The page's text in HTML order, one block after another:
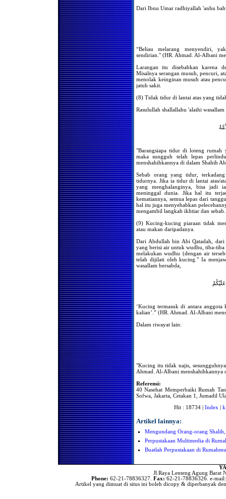
Hukum Menangis Dalam
Shalat Jama'ah
Jika seorang musafir masuk
masjid di saat orang sedang
shalat jama'ah Isya' dan ia
belum shalat maghrib.
Bolehkah bagi kaum wanita
untuk berkunjung ke rumah
orang yang sedang terkena
musibah kematian,
kemudian melakukan shalat
jenazah berjama'ah dirumah
tersebut ?
Apabila seseorang tidak
melakukan shalat fardlu
selama 3 tahun tanpa uzur,
kemudian bertaubat , apakah
dia harus mengqodha shalat
tersebut ?
Apabila suatu jama'ah
melakukan shalat tidak
menghadap qiblah,
bagaimanakah hukumnya ?
Membangunkan Tamu
Untuk Shalat Shubuh
Doa-Doa Menjelang Azan
Shubuh
Bacaan Sebelum Imam Naik
Mimbar Pada Hari Jum'at
Shalat Tasbih
Hukum Wirid Secara
Jama'ah/Bersama-sama
Setelah Setiap Shalat Fardhu
Hukum Meninggalkan
Shalat Karena Sakit
Jika Telah Suci Saat Shalat
Ashar atau Isya, Apakah
Wajib Melaksanakan Shalat
Zhuhur dan Maghrib
Jika Wanita Mendapatkan
Kesuciannya di waktu Ashar
Apakah Ia Harus
Melaksanakan Shalat Zhuhur
Mendapatkan Haidh
Beberapa Saat Setelah Masuk
Waktu Shalat, Wajibkah
Mengqadha Shalat Tersebut
Setelah Suci
Urutan Shalat yang Diqadha
Seorang Wanita
Mendapatkan Kesuciannya
Beberapa Saat Sebelum
Terbenamnya Matahari,
Wajibkah Ia Melaksanakan
Shalat Zhuhur dan Ashar?
Keutamaan Shaf Wanita
Dalam Shalat Berjama'ah
Berkumpulnya Wanita Untuk
Shalat Tarawih
Bolehkah Seorang Wanita
Shalat Sendiri dibelakang
Shaf
Bolehkah kaum Wanita
Menetapkan Seorang Wanita
Untuk Mengimami Mereka
Dalam Melakukan Shalat di
Wajibkah Kaum Wanita
Melaksanakan Shalat
Dari Ibnu Umar radhiyallah 'anhu
“Beliau melarang menyendiri,
sendirian." (HR. Ahmad. Al-Albani
Larangan itu disebabkan karena
Misalnya serangan musuh, pencuri,
menolak keinginan musuh atau
jatuh sakit.
(8) Tidak tidur di lantai atas yang
Rasulullah shallallahu 'alaihi wasallam
"Barangsiapa tidur di loteng
maka sungguh telah lepas
menshahihkannya di dalam Shahih
Sebab orang yang tidur,
tidurnya. Jika ia tidur di lantai atas/
yang menghalanginya, bisa jadi
meninggal dunia. Jika hal itu
kematiannya, semua lepas dari
hal itu juga menyebabkan
mengambil langkah ikhtiar dan sebab.
(9) Kucing-kucing piaraan tidak
atau makan daripadanya.
Dari Abdullah bin Abi Qatadah, dari
yang berisi air untuk wudhu, tiba-
melakukan wudhu (dengan air
telah dijilati oleh kucing." Ia
wasallam bersabda,
‘Kucing termasuk di antara
kalian’.” (HR. Ahmad. Al-Albani
Dalam riwayat lain:
"Kucing itu tidak najis,
Ahmad. Al-Albani menshahihkannya
Referensi:
40 Nasehat Memperbaiki Rumah
Sofwa, Jakarta, Cetakan 1, Jumadil
Hit : 18734 | Index |
Artikel lainnya:
Mengundang Orang-orang
Perpustakaan Multimedia di
Buatlah Perpustakaan di Rumahmu
Jl.Raya Lenteng Agung Barat
Phone: 62-21-78836327. Fax: 62-21-78836326. e-
Artikel yang dimuat di situs ini boleh dicopy & diperbanyak